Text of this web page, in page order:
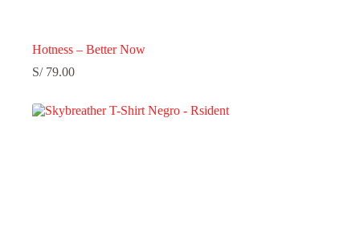
Hotness – Better Now
S/79.00